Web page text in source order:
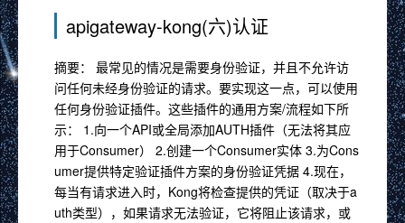
apigateway-kong(六)认证
摘要： 最常见的情况是需要身份验证，并且不允许访
问任何未经身份验证的请求。要实现这一点，可以使用
任何身份验证插件。这些插件的通用方案/流程如下所
示： 1.向一个API或全局添加AUTH插件（无法将其应
用于Consumer） 2.创建一个Consumer实体 3.为Cons
umer提供特定验证插件方案的身份验证凭据 4.现在，
每当有请求进入时，Kong将检查提供的凭证（取决于a
uth类型），如果请求无法验证，它将阻止该请求，或